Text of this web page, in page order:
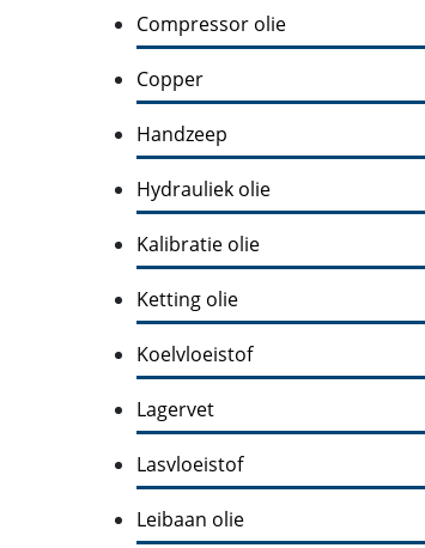
Compressor olie
Copper
Handzeep
Hydrauliek olie
Kalibratie olie
Ketting olie
Koelvloeistof
Lagervet
Lasvloeistof
Leibaan olie